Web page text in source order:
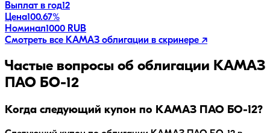
Выплат в год12
Цена100.67%
Номинал1000 RUB
Смотреть все КАМАЗ облигации в скринере ↗
Частые вопросы об облигации КАМАЗ
ПАО БО-12
Когда следующий купон по КАМАЗ ПАО БО-12?